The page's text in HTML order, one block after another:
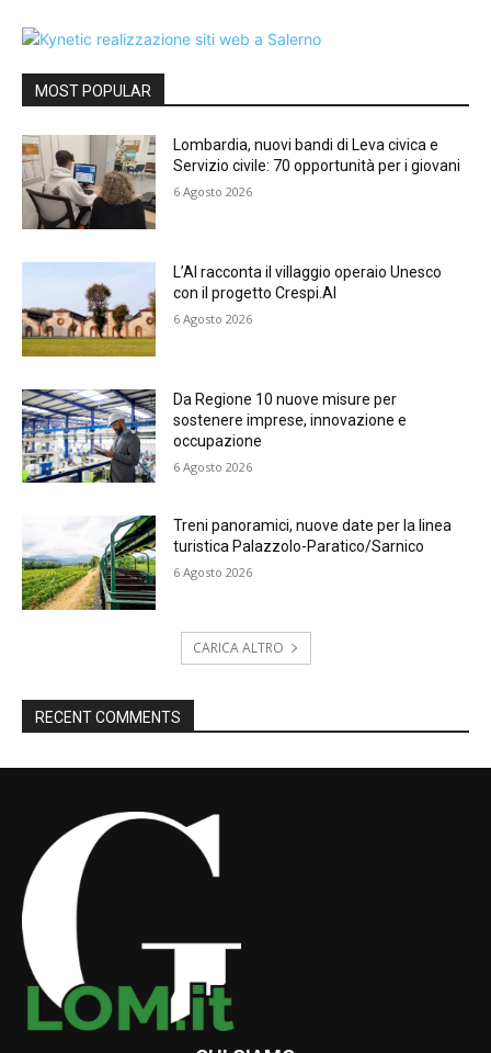
MOST POPULAR
Lombardia, nuovi bandi di Leva civica e
Servizio civile: 70 opportunità per i giovani
6 Agosto 2026
L’AI racconta il villaggio operaio Unesco
con il progetto Crespi.AI
6 Agosto 2026
Da Regione 10 nuove misure per
sostenere imprese, innovazione e
occupazione
6 Agosto 2026
Treni panoramici, nuove date per la linea
turistica Palazzolo-Paratico/Sarnico
6 Agosto 2026
CARICA ALTRO
RECENT COMMENTS